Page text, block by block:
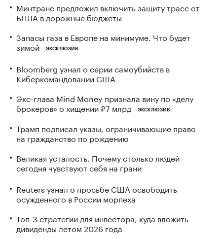
Минтранс предложил включить защиту трасс от
БПЛА в дорожные бюджеты
Запасы газа в Европе на минимуме. Что будет
зимой
ЭКСКЛЮЗИВ
Bloomberg узнал о серии самоубийств в
Киберкомандовании США
Экс-глава Mind Money признала вину по «делу
брокеров» о хищении ₽7 млрд
ЭКСКЛЮЗИВ
Трамп подписал указы, ограничивающие право
на гражданство по рождению
Великая усталость. Почему столько людей
сегодня чувствуют себя на грани
Reuters узнал о просьбе США освободить
осужденного в России морпеха
Топ-3 стратегии для инвестора, куда вложить
дивиденды летом 2026 года